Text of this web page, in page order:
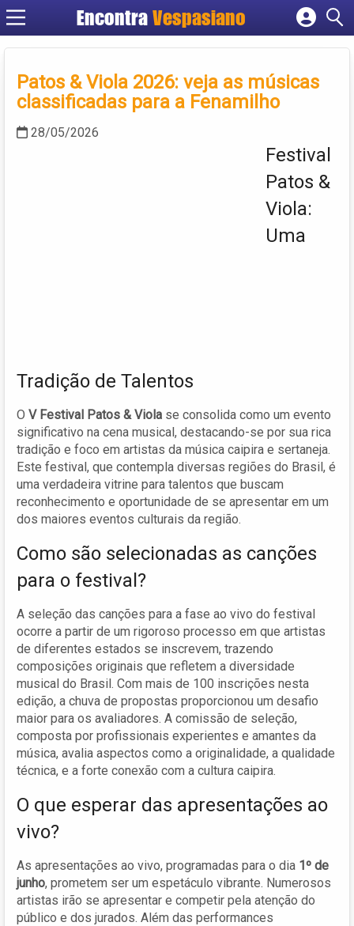
Encontra Vespasiano
Cadastrar empresa
Criar conta
Patos & Viola 2026: veja as músicas
classificadas para a Fenamilho
28/05/2026
Festival
Patos &
Viola:
Uma
Tradição de Talentos
O V Festival Patos & Viola se consolida como um evento
significativo na cena musical, destacando-se por sua rica
tradição e foco em artistas da música caipira e sertaneja.
Este festival, que contempla diversas regiões do Brasil, é
uma verdadeira vitrine para talentos que buscam
reconhecimento e oportunidade de se apresentar em um
dos maiores eventos culturais da região.
Como são selecionadas as canções
para o festival?
A seleção das canções para a fase ao vivo do festival
ocorre a partir de um rigoroso processo em que artistas
de diferentes estados se inscrevem, trazendo
composições originais que refletem a diversidade
musical do Brasil. Com mais de 100 inscrições nesta
edição, a chuva de propostas proporcionou um desafio
maior para os avaliadores. A comissão de seleção,
composta por profissionais experientes e amantes da
música, avalia aspectos como a originalidade, a qualidade
técnica, e a forte conexão com a cultura caipira.
O que esperar das apresentações ao
vivo?
As apresentações ao vivo, programadas para o dia 1º de
junho, prometem ser um espetáculo vibrante. Numerosos
artistas irão se apresentar e competir pela atenção do
público e dos jurados. Além das performances